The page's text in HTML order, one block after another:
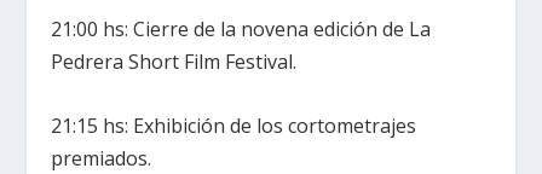
21:00 hs: Cierre de la novena edición de La
Pedrera Short Film Festival.
21:15 hs: Exhibición de los cortometrajes
premiados.